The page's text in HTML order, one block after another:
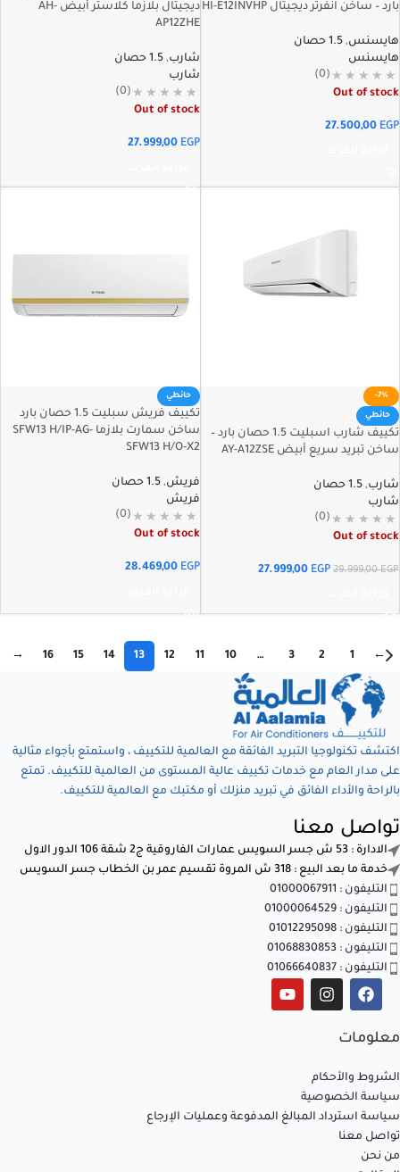
بارد – ساخن انفرتر ديجيتال HI-E12INVHP
هايسنس, 1.5 حصان
هايسنس
(0)
Out of stock
27.500,00 EGP
ديجيتال بلازما كلاستر أبيض AH-
AP12ZHE
شارب, 1.5 حصان
شارب
(0)
Out of stock
27.999,00 EGP
-7%
حائطي
تكييف شارب اسبليت 1.5 حصان بارد –
ساخن تبريد سريع أبيض AY-A12ZSE
شارب, 1.5 حصان
شارب
(0)
Out of stock
29.999,00EGP
27.999,00 EGP
حائطي
تكييف فريش سبليت 1.5 حصان بارد
ساخن سمارت بلازما SFW13 H/IP-AG-
SFW13 H/O-X2
فريش, 1.5 حصان
فريش
(0)
Out of stock
28.469,00 EGP
←
1
2
3
…
10
11
12
13
14
15
16
→
اكتشف تكنولوجيا التبريد الفائقة مع العالمية للتكييف ، واستمتع بأجواء مثالية
على مدار العام مع خدمات تكييف عالية المستوى من العالمية للتكييف. تمتع
بالراحة والأداء الفائق في تبريد منزلك أو مكتبك مع العالمية للتكييف.
تواصل معنا
الادارة : 53 ش جسر السويس عمارات الفاروقية ج2 شقة 106 الدور الاول
خدمة ما بعد البيع : 318 ش المروة تقسيم عمر بن الخطاب جسر السويس
التليفون : 01000067911
التليفون : 01000064529
التليفون : 01012295098
التليفون : 01068830853
التليفون : 01066640837
معلومات
الشروط والأحكام
سياسة الخصوصية
سياسة استرداد المبالغ المدفوعة وعمليات الإرجاع
تواصل معنا
من نحن